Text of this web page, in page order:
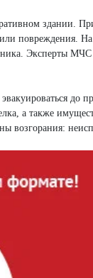
здании.
повреждения.
Эксперты
эвакуироваться
а также
возгорания: